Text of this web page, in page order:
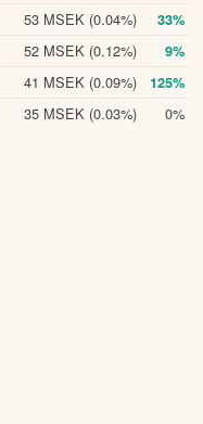
53 MSEK (0.04%) 33%
52 MSEK (0.12%) 9%
41 MSEK (0.09%) 125%
35 MSEK (0.03%) 0%